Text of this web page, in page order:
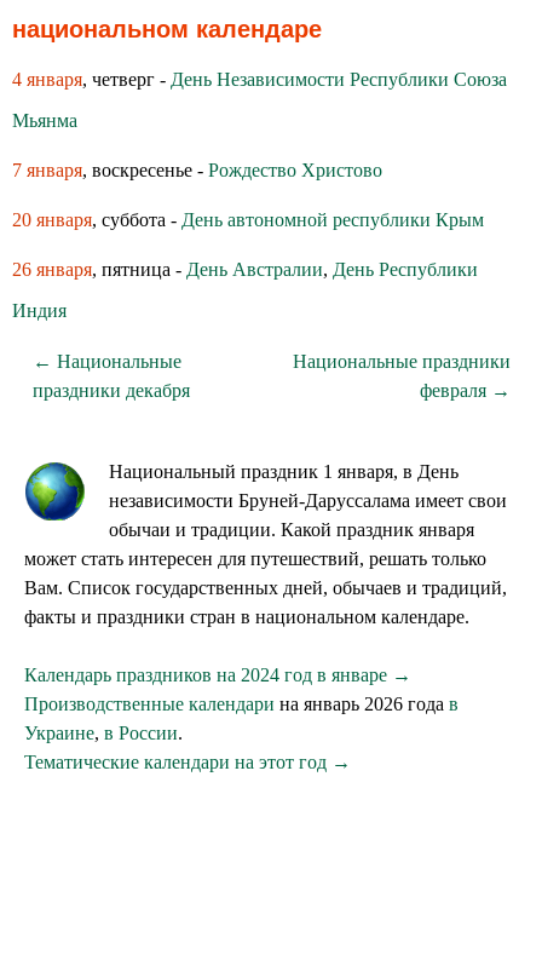
национальном календаре
4 января, четверг - День Независимости Республики Союза
Мьянма
7 января, воскресенье - Рождество Христово
20 января, суббота - День автономной республики Крым
26 января, пятница - День Австралии, День Республики
Индия
← Национальные
праздники декабря
Национальные праздники
февраля →
Национальный праздник 1 января, в День
независимости Бруней-Даруссалама имеет свои
обычаи и традиции. Какой праздник января
может стать интересен для путешествий, решать только
Вам. Список государственных дней, обычаев и традиций,
факты и праздники стран в национальном календаре.
Календарь праздников на 2024 год в январе →
Производственные календари на январь 2026 года в
Украине, в России.
Тематические календари на этот год →